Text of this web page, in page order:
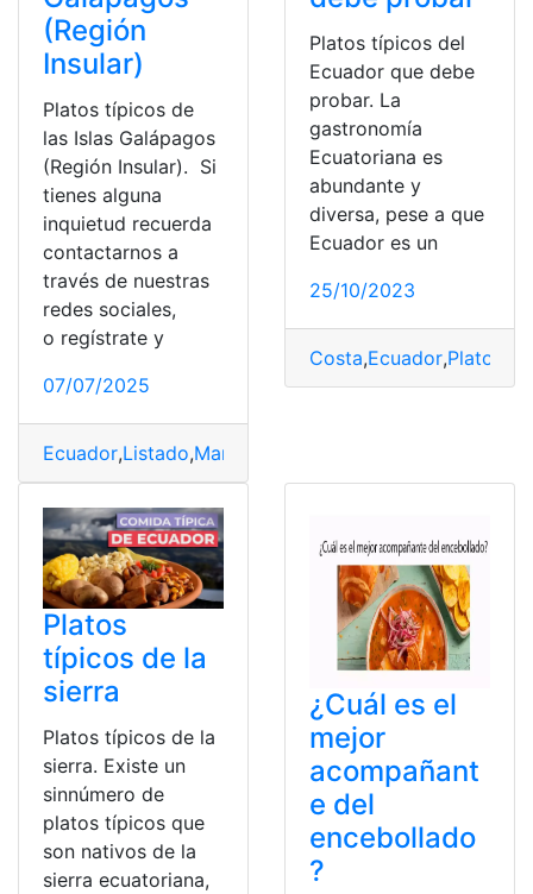
(Región
Insular)
Platos típicos de
las Islas Galápagos
(Región Insular). Si
tienes alguna
inquietud recuerda
contactarnos a
través de nuestras
redes sociales,
o regístrate y
07/07/2025
Ecuador,Listado,Mariscos
Platos típicos del
Ecuador que debe
probar. La
gastronomía
Ecuatoriana es
abundante y
diversa, pese a que
Ecuador es un
25/10/2023
Costa,Ecuador,Platos
Platos
típicos de la
sierra
Platos típicos de la
sierra. Existe un
sinnúmero de
platos típicos que
son nativos de la
sierra ecuatoriana,
¿Cuál es el
mejor
acompañant
e del
encebollado
?